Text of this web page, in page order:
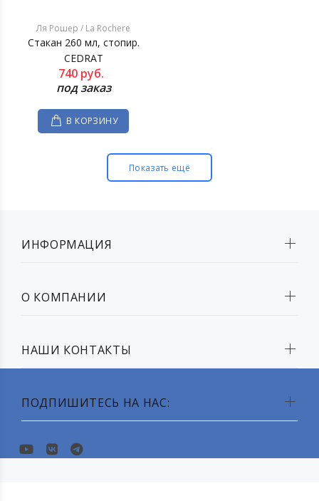
Ля Рошер / La Rochere
Стакан 260 мл, стопир.
CEDRAT
740 руб.
под заказ
В КОРЗИНУ
Показать ещё
ПОДПИШИТЕСЬ НА НАС:
ИНФОРМАЦИЯ
О КОМПАНИИ
НАШИ КОНТАКТЫ